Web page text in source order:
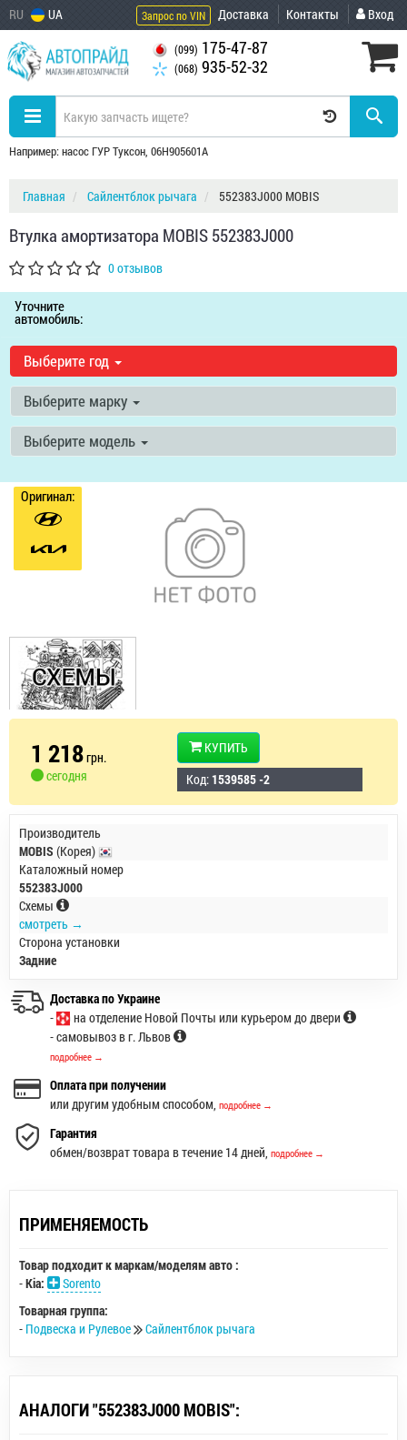
RU UA Запрос по VIN Доставка Контакты Вход
(099) 175-47-87
(068) 935-52-32
Например: насос ГУР Туксон, 06H905601A
Главная Сайлентблок рычага 552383J000 MOBIS
Втулка амортизатора MOBIS 552383J000
0 отзывов
Уточните
автомобиль:
Выберите год
Выберите марку
Выберите модель
Оригинал:
1 218грн.
сегодня
КУПИТЬ
Код: 1539585 -2
Производитель
MOBIS (Корея)
Каталожный номер
552383J000
Схемы
смотреть →
Сторона установки
Задние
Доставка по Украине
-
на отделение Новой Почты или курьером до двери
- самовывоз в г. Львов
подробнее →
Оплата при получении
или другим удобным способом, подробнее →
Гарантия
обмен/возврат товара в течение 14 дней, подробнее →
ПРИМЕНЯЕМОСТЬ
Товар подходит к маркам/моделям авто :
-Kia:
Sorento
Товарная группа:
- Подвеска и Рулевое Сайлентблок рычага
АНАЛОГИ "552383J000 MOBIS":